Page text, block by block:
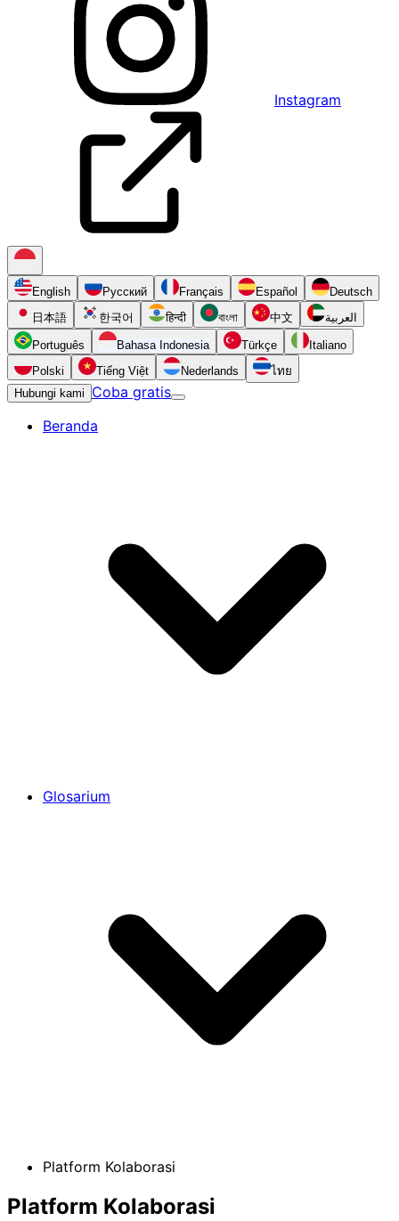
Instagram
English Русский Français Español
Deutsch
日本語
한국어 हिन्दी বাংলা 中文 العربية
Português Bahasa Indonesia Türkçe
Italiano
Polski
Tiếng Việt Nederlands
ไทย
Hubungi kami
Coba gratis
Beranda
Glosarium
Platform Kolaborasi
Platform Kolaborasi